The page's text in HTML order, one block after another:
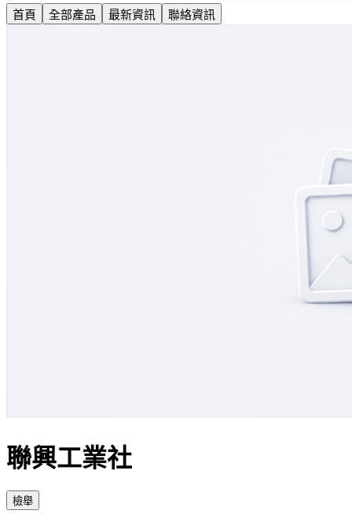
首頁 全部產品 最新資訊 聯絡資訊
聯興工業社
檢舉